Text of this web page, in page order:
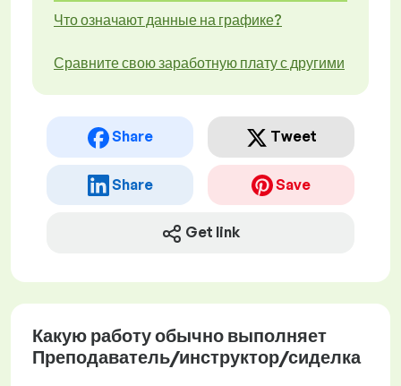
Что означают данные на графике?
Сравните свою заработную плату с другими
Share Tweet
Share Save
Get link
Какую работу обычно выполняет
Преподаватель/инструктор/сиделка